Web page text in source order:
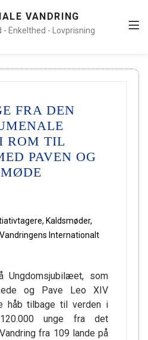
VANDRING
Enkelthed - Lovprisning
FRA DEN
ROM TIL
PAVEN OG
, Kaldsmøder,
Vandringens Internationalt
Ungdomsjubilæet, som
og Pave Leo XIV
håb tilbage til verden i
unge fra det
fra 109 lande på